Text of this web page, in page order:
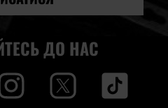
ДО НАС